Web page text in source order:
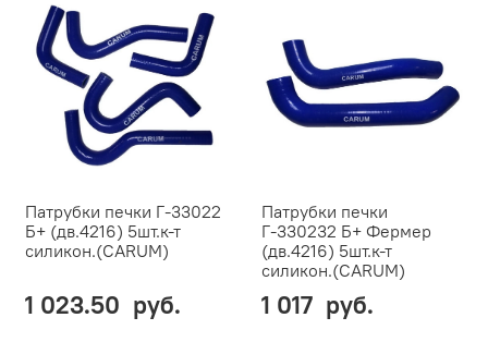
Патрубки печки Г-33022
Б+ (дв.4216) 5шт.к-т
силикон.(CARUM)
1 023.50 руб.
Патрубки печки
Г-330232 Б+ Фермер
(дв.4216) 5шт.к-т
силикон.(CARUM)
1 017 руб.